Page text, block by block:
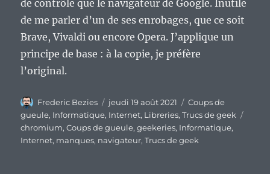
de contrôle que le navigateur de Google. Inutile
de me parler d’un de ses enrobages, que ce soit
Brave, Vivaldi ou encore Opera. J’applique un
principe de base : à la copie, je préfère
l’original.
Auteur
Frederic Bezies
Publié
le
jeudi 19 août 2021 Catégories
Coups de
gueule, Informatique, Internet, Libreries,Trucs de geek
chromium,Coups de gueule,geekeries, Informatique,
Internet, manques, navigateur,Trucs de geek